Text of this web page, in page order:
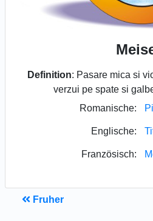
Definition: Pasare mica si
verzui pe spate si
Romanische:
Englische:
Französisch:
Fruher